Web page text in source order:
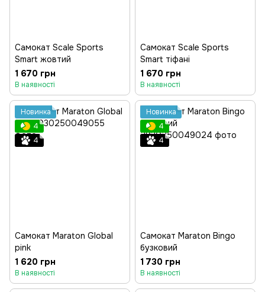
Самокат Scale Sports
Smart жовтий
1 670 грн
В наявності
Самокат Scale Sports
Smart тіфані
1 670 грн
В наявності
Новинка
4
4
Cамокат Maraton Global
pink
1 620 грн
В наявності
Новинка
4
4
Самокат Maraton Bingo
бузковий
1 730 грн
В наявності